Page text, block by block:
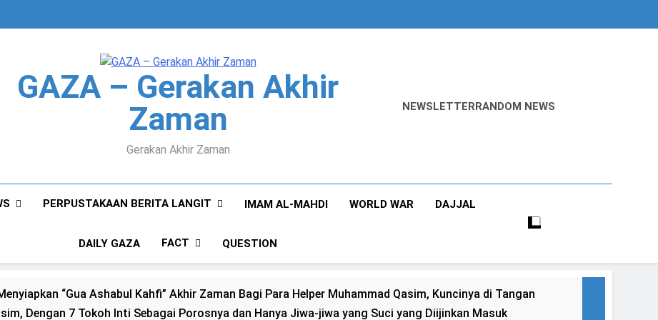
GAZA – Gerakan Akhir
Zaman
Gerakan Akhir Zaman
NEWSLETTERRANDOM NEWS
PERPUSTAKAAN BERITA LANGIT IMAM AL-MAHDI WORLD WAR DAJJAL
DAILY GAZA FACT QUESTION
Dengan 7 Tokoh Inti Sebagai Porosnya dan Hanya Jiwa-jiwa yang Suci yang Diijinkan Masuk